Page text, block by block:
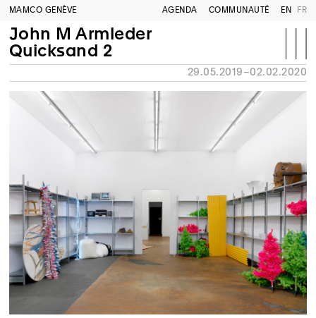
MAMCO GENÈVE AGENDA COMMUNAUTÉ EN FR
John M Armleder
Quicksand 2
29.05.2019–02.02.2020